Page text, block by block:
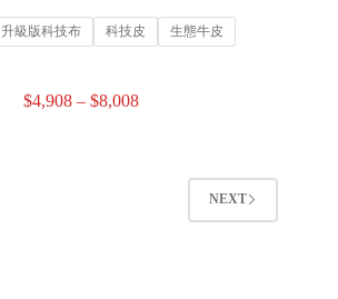
升級版科技布 科技皮
生態牛皮
$4,908 – $8,008
NEXT